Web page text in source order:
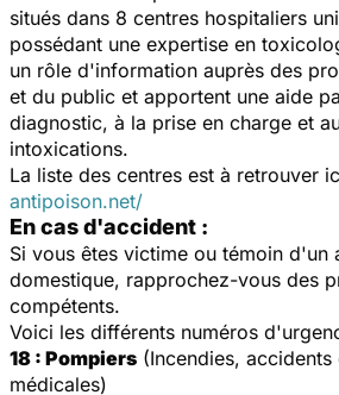
situés dans 8 centres hospitaliers
possédant une expertise en
un rôle d'information auprès des
et du public et apportent une aide
diagnostic, à la prise en charge et
intoxications.
La liste des centres est à retrouver
antipoison.net/
En cas d'accident :
Si vous êtes victime ou témoin d'un
domestique, rapprochez-vous des
compétents.
Voici les différents numéros
18 : Pompiers (Incendies, accidents
médicales)